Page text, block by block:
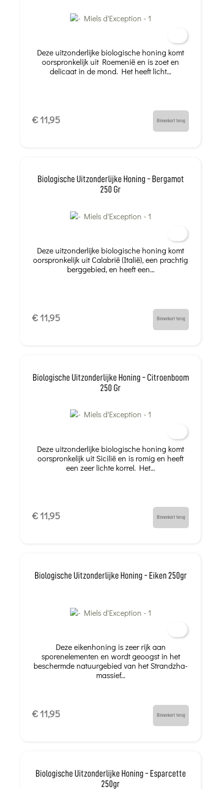
Deze uitzonderlijke biologische honing komt
oorspronkelijk uit Roemenië en is zoet en
delicaat in de mond. Het heeft licht...
€ 11,95 Binnenkort terug
Biologische Uitzonderlijke Honing - Bergamot
250 Gr
Deze uitzonderlijke biologische honing komt
oorspronkelijk uit Calabrië (Italië), een prachtig
berggebied, en heeft een...
€ 11,95 Binnenkort terug
Biologische Uitzonderlijke Honing - Citroenboom
250 Gr
Deze uitzonderlijke biologische honing komt
oorspronkelijk uit Sicilië en is romig en heeft
een zeer lichte korrel. Het...
€ 11,95 Binnenkort terug
Biologische Uitzonderlijke Honing - Eiken 250gr
Deze eikenhoning is zeer rijk aan
sporenelementen en wordt geoogst in het
beschermde natuurgebied van het Strandzha-
massief...
€ 11,95 Binnenkort terug
Biologische Uitzonderlijke Honing - Esparcette
250gr